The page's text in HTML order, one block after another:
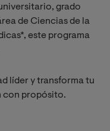
grado
de Ciencias de la
este programa
líder y transforma tu
con propósito.